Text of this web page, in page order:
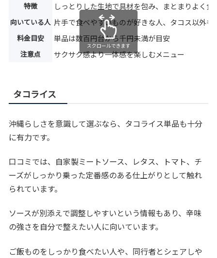
特徴 しっとりした生地で具材を包み、まとまりよく食
向いている人 片手で食べやすいものが好きな人、タコス以外も
料金目安 単品は数百円台から千円未満が目安
注意点 サクサク感より一体感を楽しむメニュー
スクロールできます
タコライス
沖縄らしさを意識して選ぶなら、タコライス単品も十分
に有力です。
口コミでは、自家製ミートソース、レタス、トマト、チ
ーズがしっかり乗った定番感のある仕上がりとして触れ
られています。
ソースが別添えで調整しやすいという情報もあり、辛味
の強さを自分で整えたい人に向いています。
ご飯ものをしっかり食べたい人や、同行者とシェアしや